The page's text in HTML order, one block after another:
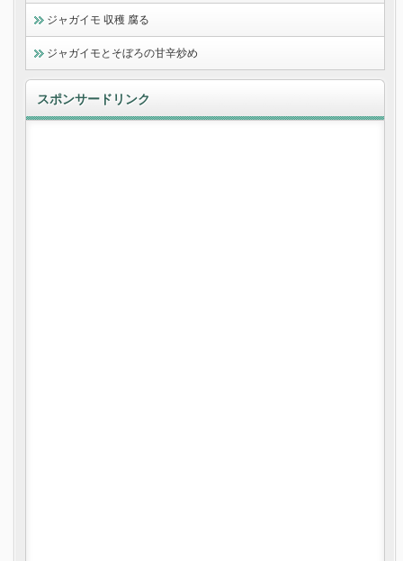
ジャガイモ 収穫 腐る
ジャガイモとそぼろの甘辛炒め
スポンサードリンク